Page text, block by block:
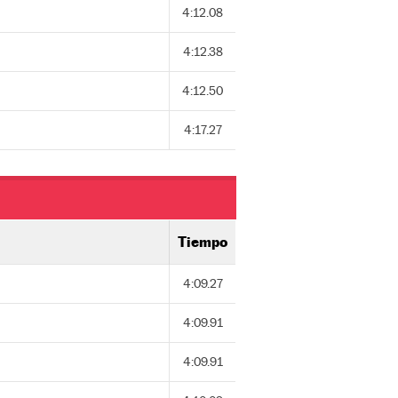
4:12.08
4:12.38
4:12.50
4:17.27
Tiempo
4:09.27
4:09.91
4:09.91